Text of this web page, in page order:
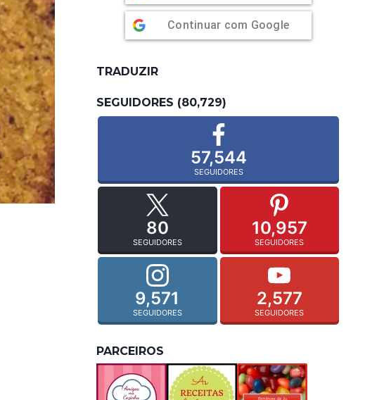
Continuar com Google
TRADUZIR
SEGUIDORES (80,729)
57,544
SEGUIDORES
80
SEGUIDORES
10,957
SEGUIDORES
9,571
SEGUIDORES
2,577
SEGUIDORES
PARCEIROS